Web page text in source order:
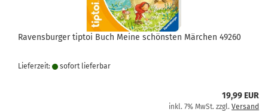
Ravensburger tiptoi Buch Meine schönsten Märchen 49260
Lieferzeit: sofort lie­fer­bar
19,99 EUR
inkl. 7% MwSt. zzgl. Versand